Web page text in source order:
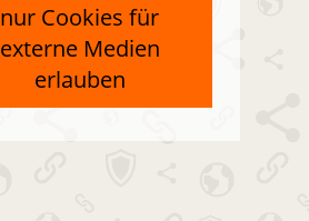
nur Cookies für
externe Medien
erlauben